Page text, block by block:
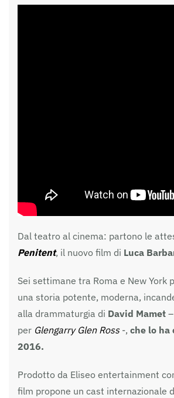
Dal teatro al cinema: partono le
Penitent, il nuovo film di Luca
Sei settimane tra Roma e New York
una storia potente, moderna,
alla drammaturgia di David Mamet
per Glengarry Glen Ross-, che lo ha
2016.
Prodotto da Eliseo entertainment
film propone un cast internazionale